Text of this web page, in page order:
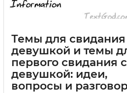
Темы для свидания
девушкой и темы
первого свидания с
девушкой: идеи,
вопросы и